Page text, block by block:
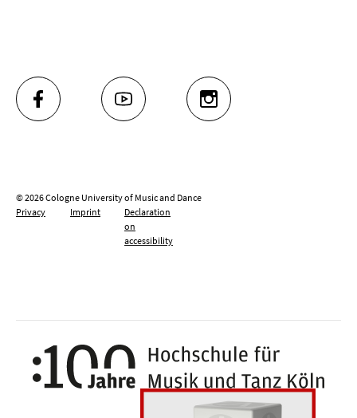
FACEBOOK YOUTUBE INSTAGRAM
© 2026 Cologne University of Music and Dance
Privacy
Imprint
Declaration
on
accessibility